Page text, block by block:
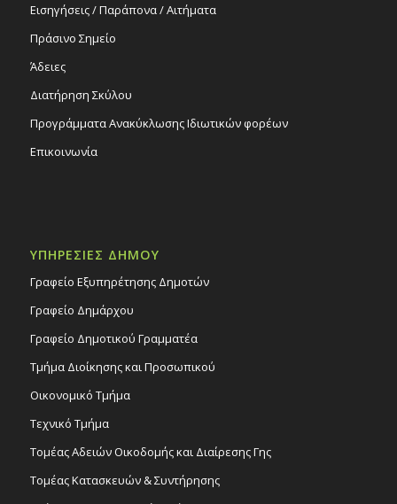
Εισηγήσεις / Παράπονα / Αιτήματα
Πράσινο Σημείο
Άδειες
Διατήρηση Σκύλου
Προγράμματα Ανακύκλωσης Ιδιωτικών φορέων
Επικοινωνία
ΥΠΗΡΕΣΙΕΣ ΔΗΜΟΥ
Γραφείο Εξυπηρέτησης Δημοτών
Γραφείο Δημάρχου
Γραφείο Δημοτικού Γραμματέα
Τμήμα Διοίκησης και Προσωπικού
Οικονομικό Τμήμα
Τεχνικό Τμήμα
Τομέας Αδειών Οικοδομής και Διαίρεσης Γης
Τομέας Κατασκευών & Συντήρησης